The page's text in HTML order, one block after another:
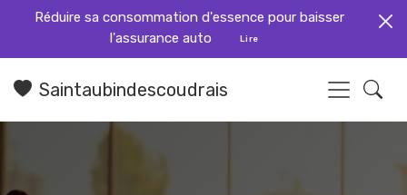
Réduire sa consommation d'essence pour baisser
l'assurance auto
Lire
Saintaubindescoudrais